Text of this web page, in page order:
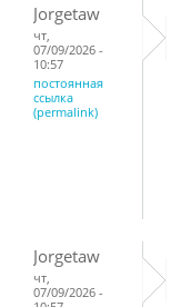
Jorgetaw
чт,
07/09/2026 -
10:57
постоянная
ссылка
(permalink)
Jorgetaw
чт,
07/09/2026 -